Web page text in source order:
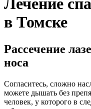
Лечение
в Томске
Рассечение
носа
Согласитесь, сложно
можете дышать без
человек, у которого в